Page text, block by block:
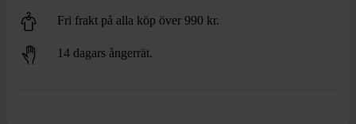
Fri frakt på alla köp över 990 kr.
14 dagars ångerrät.